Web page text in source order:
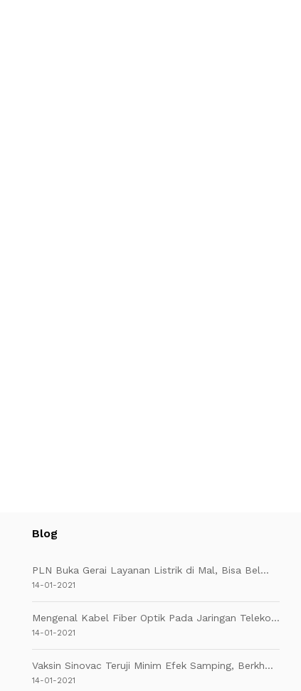
Blog
PLN Buka Gerai Layanan Listrik di Mal, Bisa Bel...
14-01-2021
Mengenal Kabel Fiber Optik Pada Jaringan Teleko...
14-01-2021
Vaksin Sinovac Teruji Minim Efek Samping, Berkh...
14-01-2021